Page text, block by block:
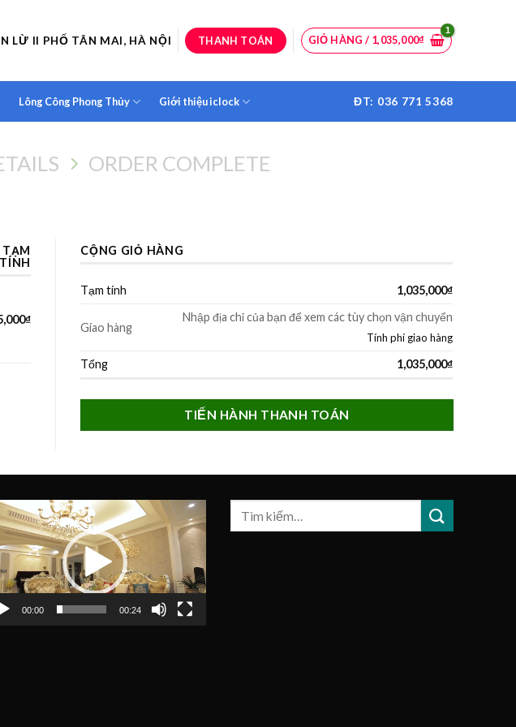
LỪ II PHỐ TÂN MAI, HÀ NỘI THANH TOÁN GIỎ HÀNG / 1,035,000₫
Lông Công Phong Thủy Giới thiệu iclock ĐT: 036 771 5368
ORDER COMPLETE
TẠM
TÍNH
Thuật Lá Sen Vàng ic33 số lượng
₫
CỘNG GIỎ HÀNG
Tạm tính 1,035,000₫
Giao hàng
Nhập địa chỉ của bạn để xem các tùy chọn vận chuyển
Tính phí giao hàng
Tổng 1,035,000₫
TIẾN HÀNH THANH TOÁN
00:00 00:24